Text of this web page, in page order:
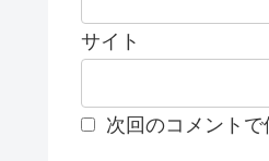
サイト
次回のコメント